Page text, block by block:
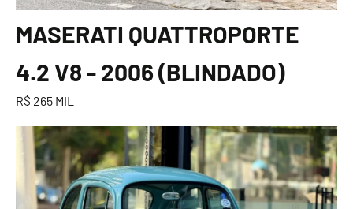
MASERATI QUATTROPORTE
4.2 V8 - 2006 (BLINDADO)
R$ 265 MIL